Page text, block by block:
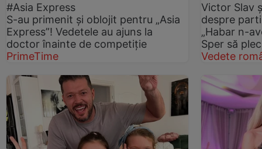
#Asia Express
S-au primenit și oblojit pentru „Asia
Express”! Vedetele au ajuns la
doctor înainte de competiție
PrimeTime
Victor Slav
despre
„Habar n-
Sper să
Vedete